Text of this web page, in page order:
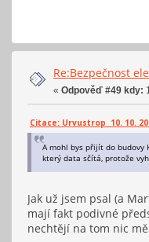
Re:Bezpečnost
« Odpověď #49 kdy:
Citace: Urvustrop 10. 10.
A mohl bys přijít do budovy
který data sčítá, protože
Jak už jsem psal (a
mají fakt podivné
nechtějí na tom nic